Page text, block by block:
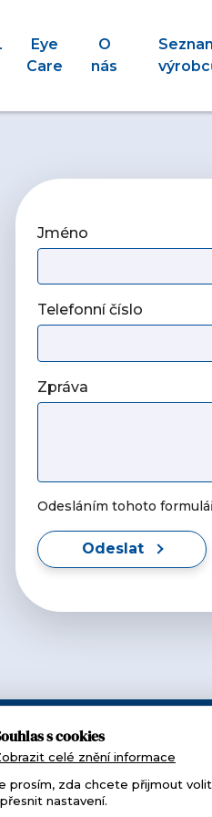
Eye
Care
O
nás
Jméno
Telefonní číslo
Zpráva
Odesláním tohoto
Odeslat
k
s cookies
celé znění informace
prosím, zda chcete přijmout
nastavení.